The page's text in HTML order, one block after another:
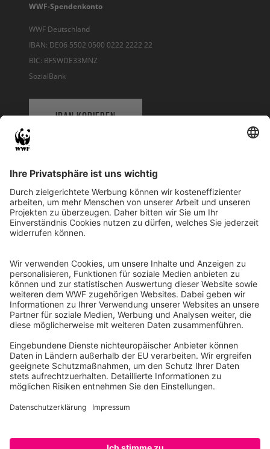
WWF-Spendenkonto
WWF Deutschland
IBAN: DE06 5502 0500 0222 2222 22
BIC: BFSWDE33MNZ
SozialBank
IBAN KOPIEREN
WWF Deutschland
Reinhardtstr. 18
10117 Berlin
Ihre Spende kann steuerlich geltend gemacht werden
Registriert als Stiftung WWF Deutschland, Senatsverwaltung für
Justiz Berlin, Az: 3416/976/2
Umsatzsteuer-Identifikationsnummer: DE 114236103
Freistellungsbescheid: Als gemeinnützige Körperschaft befreit
von der Körperschaftssteuer gem. §5 I 9 KStg. unter der
Steuernummer 27/641/09321